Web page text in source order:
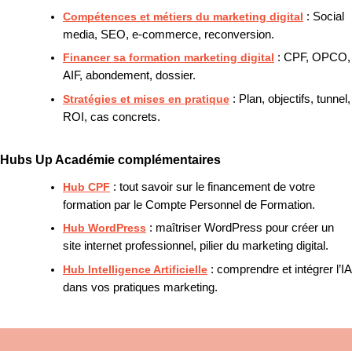
Compétences et métiers du marketing digital : Social
media, SEO, e-commerce, reconversion.
Financer sa formation marketing digital : CPF, OPCO,
AIF, abondement, dossier.
Stratégies et mises en pratique : Plan, objectifs, tunnel,
ROI, cas concrets.
Hubs Up Académie complémentaires
Hub CPF : tout savoir sur le financement de votre
formation par le Compte Personnel de Formation.
Hub WordPress : maîtriser WordPress pour créer un
site internet professionnel, pilier du marketing digital.
Hub Intelligence Artificielle : comprendre et intégrer l’IA
dans vos pratiques marketing.